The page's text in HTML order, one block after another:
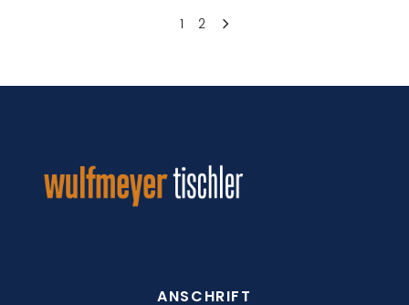
1 2
ANSCHRIFT